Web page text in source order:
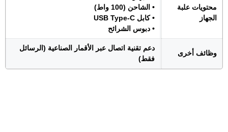
محتويات علبة
الجهاز
• الشاحن (100 واط)
• كابل USB Type-C
• دبوس الشرائح
وظائف أخرى
دعم تقنية اتصال عبر الأقمار الصناعية (الرسائل
فقط)